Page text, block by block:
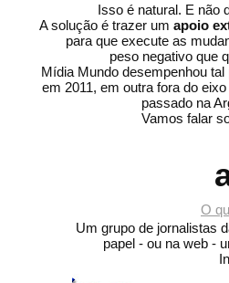
Isso é natural. E não
A solução é trazer um apoio
para que execute as
peso negativo que
Mídia Mundo desempenhou
em 2011, em outra fora do
passado na
Vamos falar
O
Um grupo de jornalistas
papel - ou na web -